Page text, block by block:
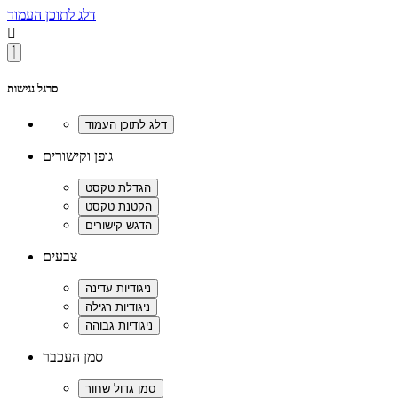
דלג לתוכן העמוד

סרגל נגישות
גופן וקישורים
צבעים
סמן העכבר